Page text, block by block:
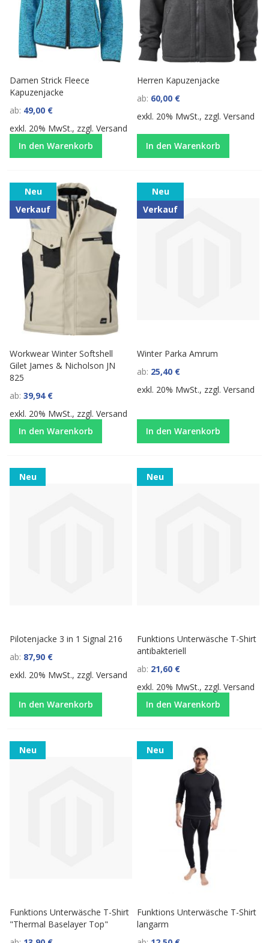
Damen Strick Fleece
Kapuzenjacke
ab 49,00 €
exkl. 20% MwSt., zzgl.Versand
In den Warenkorb
Herren Kapuzenjacke
ab 60,00 €
exkl. 20% MwSt., zzgl.Versand
In den Warenkorb
Neu
Verkauf
Workwear Winter Softshell
Gilet James & Nicholson JN
825
ab 39,94 €
exkl. 20% MwSt., zzgl.Versand
In den Warenkorb
Neu
Verkauf
Winter Parka Amrum
ab 25,40 €
exkl. 20% MwSt., zzgl.Versand
In den Warenkorb
Neu
Pilotenjacke 3 in 1 Signal 216
ab 87,90 €
exkl. 20% MwSt., zzgl.Versand
In den Warenkorb
Neu
Funktions Unterwäsche T-Shirt
antibakteriell
ab 21,60 €
exkl. 20% MwSt., zzgl.Versand
In den Warenkorb
Neu
Funktions Unterwäsche T-Shirt
"Thermal Baselayer Top"
Neu
Funktions Unterwäsche T-Shirt
langarm